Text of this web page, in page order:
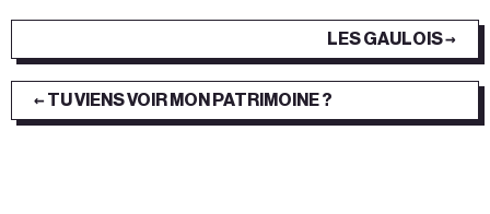
← TU VIENS VOIR MON PATRIMOINE ?
LES GAULOIS →